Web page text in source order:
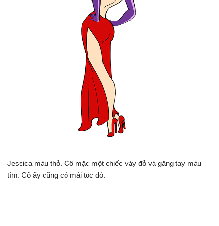
Jessica màu thỏ. Cô mặc một chiếc váy đỏ và găng tay màu
tím. Cô ấy cũng có mái tóc đỏ.